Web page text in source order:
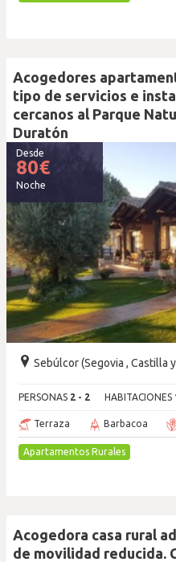
Acogedores
tipo de servicios e
cercanos al Parque
Duratón
Desde
80€
Noche
Sebúlcor (Segovia , Castilla
PERSONAS 2 - 2 HABITACIONES
Terraza Barbacoa
Apartamentos Rurales
Acogedora casa rural
de movilidad reducida.